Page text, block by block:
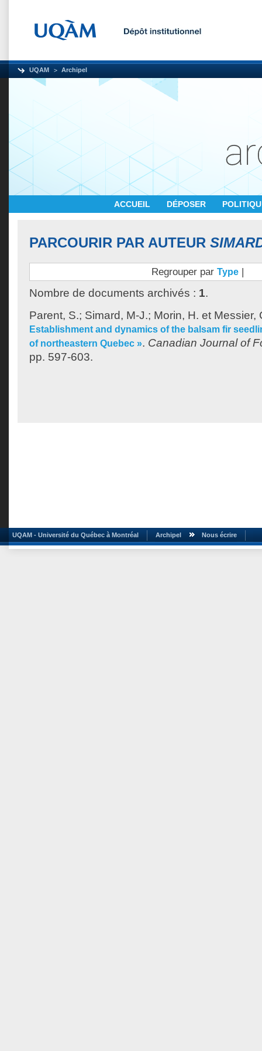
UQAM Archipel
ACCUEIL DÉPOSER
PARCOURIR PAR AUTEUR
Regrouper par Type |
Nombre de documents archivés : 1.
Parent, S.; Simard, M-J.; Morin, H. et Messier,
Establishment and dynamics of the balsam fir
of northeastern Quebec ». Canadian Journal of
pp. 597-603.
UQAM - Université du Québec à Montréal Archipel Nous écrire